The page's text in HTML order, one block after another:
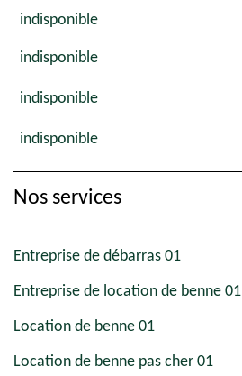
indisponible
indisponible
indisponible
indisponible
Nos services
Entreprise de débarras 01
Entreprise de location de benne 01
Location de benne 01
Location de benne pas cher 01